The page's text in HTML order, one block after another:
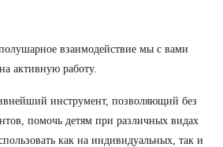
взаимодействие мы с вами
активную работу.
инструмент, позволяющий без
помочь детям при различных видах
как на индивидуальных, так и